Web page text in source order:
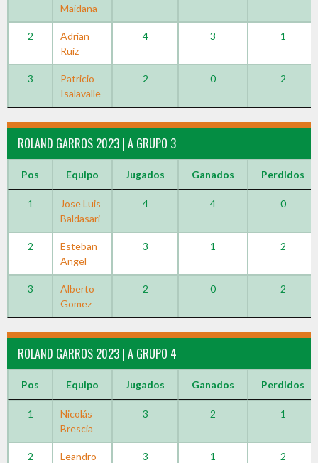
Maidana
2
Adrian
Ruiz
4 3 1
3
Patricio
Isalavalle
2 0 2
ROLAND GARROS 2023 | A GRUPO 3
Pos Equipo Jugados Ganados Perdidos
1
Jose Luis
Baldasari
4 4 0
2
Esteban
Angel
3 1 2
3
Alberto
Gomez
2 0 2
ROLAND GARROS 2023 | A GRUPO 4
Pos Equipo Jugados Ganados Perdidos
1
Nicolás
Brescia
3 2 1
2
Leandro
3 1 2